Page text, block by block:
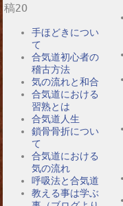
稿20
手ほどきについ
て
合気道初心者の
稽古方法
気の流れと和合
合気道における
習熟とは
合気道人生
鎖骨骨折につい
て
合気道における
気の流れ
呼吸法と合気道
教える事は学ぶ